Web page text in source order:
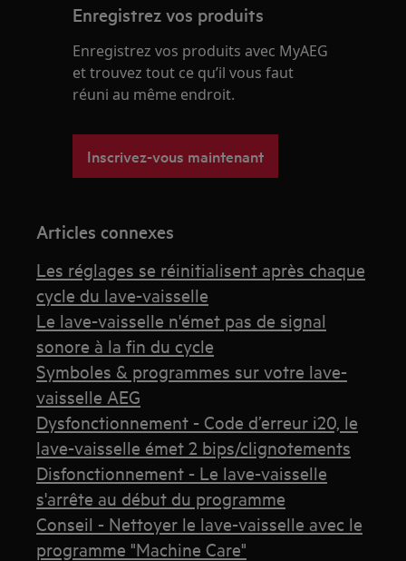
Enregistrez vos produits
Enregistrez vos produits avec MyAEG
et trouvez tout ce qu’il vous faut
réuni au même endroit.
Inscrivez-vous maintenant
Articles connexes
Les réglages se réinitialisent après chaque
cycle du lave-vaisselle
Le lave-vaisselle n'émet pas de signal
sonore à la fin du cycle
Symboles & programmes sur votre lave-
vaisselle AEG
Dysfonctionnement - Code d’erreur i20, le
lave-vaisselle émet 2 bips/clignotements
Disfonctionnement - Le lave-vaisselle
s'arrête au début du programme
Conseil - Nettoyer le lave-vaisselle avec le
programme "Machine Care"